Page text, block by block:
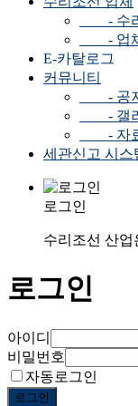
- 수리
- 업체
E-카탈로그
커뮤니티
- 공
- 갤
- 자
세관신고 시스
로그인
수리조선 산업
로그인
아이디
비밀번호
자동로그인
로그인